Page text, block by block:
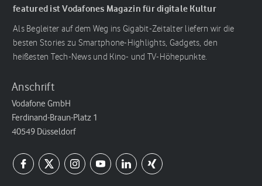
featured ist Vodafones Magazin für digitale Kultur
Als Begleiter auf dem Weg ins Gigabit-Zeitalter liefern wir die
besten Stories zu Smartphone-Highlights, Gadgets, den
heißesten Tech-News und Kino- und TV-Höhepunkte.
Anschrift
Vodafone GmbH
Ferdinand-Braun-Platz 1
40549 Düsseldorf